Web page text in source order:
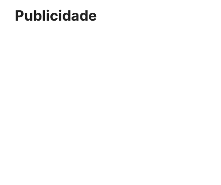
Publicidade